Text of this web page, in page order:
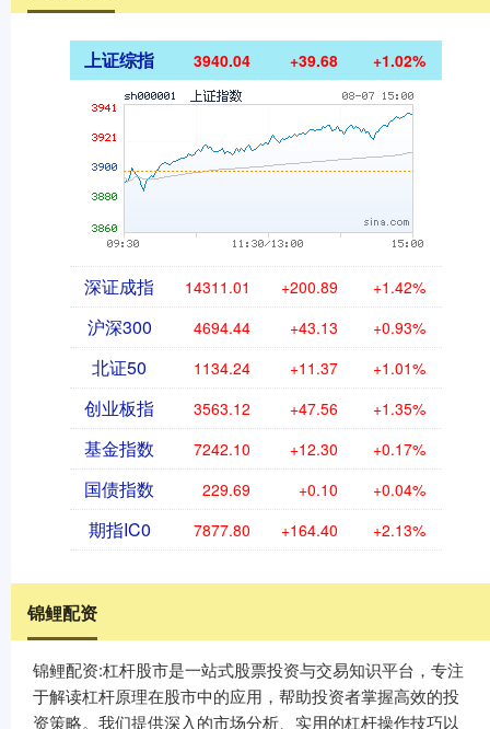
上证综指 3940.04 +39.68 +1.02%
深证成指 14311.01 +200.89 +1.42%
沪深300 4694.44 +43.13 +0.93%
北证50 1134.24 +11.37 +1.01%
创业板指 3563.12 +47.56 +1.35%
基金指数 7242.10 +12.30 +0.17%
国债指数 229.69 +0.10 +0.04%
期指IC0 7877.80 +164.40 +2.13%
锦鲤配资
锦鲤配资:杠杆股市是一站式股票投资与交易知识平台，专注
于解读杠杆原理在股市中的应用，帮助投资者掌握高效的投
资策略。我们提供深入的市场分析、实用的杠杆操作技巧以